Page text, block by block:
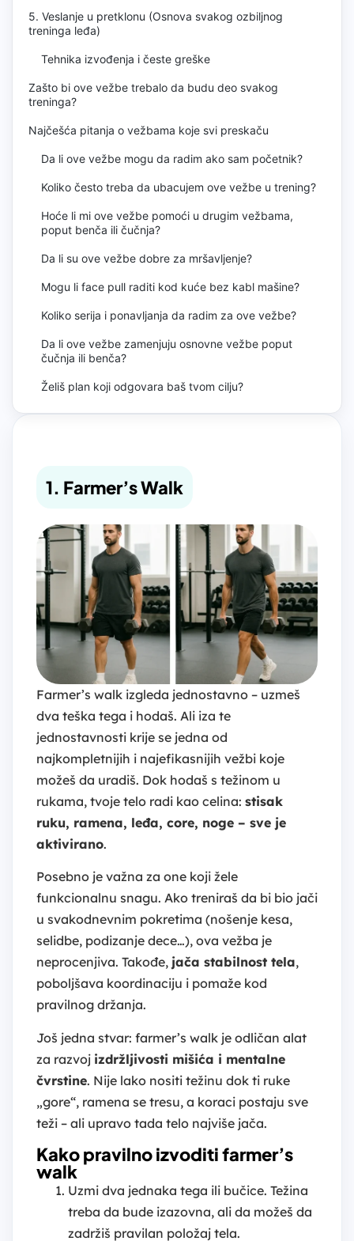
5. Veslanje u pretklonu (Osnova svakog ozbiljnog
treninga leđa)
Tehnika izvođenja i česte greške
Zašto bi ove vežbe trebalo da budu deo svakog
treninga?
Najčešća pitanja o vežbama koje svi preskaču
Da li ove vežbe mogu da radim ako sam početnik?
Koliko često treba da ubacujem ove vežbe u trening?
Hoće li mi ove vežbe pomoći u drugim vežbama,
poput benča ili čučnja?
Da li su ove vežbe dobre za mršavljenje?
Mogu li face pull raditi kod kuće bez kabl mašine?
Koliko serija i ponavljanja da radim za ove vežbe?
Da li ove vežbe zamenjuju osnovne vežbe poput
čučnja ili benča?
Želiš plan koji odgovara baš tvom cilju?
1. Farmer’s Walk
Farmer’s walk izgleda jednostavno – uzmeš
dva teška tega i hodaš. Ali iza te
jednostavnosti krije se jedna od
najkompletnijih i najefikasnijih vežbi koje
možeš da uradiš. Dok hodaš s težinom u
rukama, tvoje telo radi kao celina: stisak
ruku, ramena, leđa, core, noge – sve je
aktivirano.
Posebno je važna za one koji žele
funkcionalnu snagu. Ako treniraš da bi bio jači
u svakodnevnim pokretima (nošenje kesa,
selidbe, podizanje dece…), ova vežba je
neprocenjiva. Takođe, jača stabilnost tela,
poboljšava koordinaciju i pomaže kod
pravilnog držanja.
Još jedna stvar: farmer’s walk je odličan alat
za razvoj izdržljivosti mišića i mentalne
čvrstine. Nije lako nositi težinu dok ti ruke
„gore“, ramena se tresu, a koraci postaju sve
teži – ali upravo tada telo najviše jača.
Kako pravilno izvoditi farmer’s
walk
Uzmi dva jednaka tega ili bučice. Težina
treba da bude izazovna, ali da možeš da
zadržiš pravilan položaj tela.